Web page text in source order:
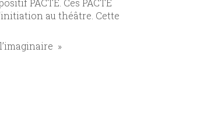
PACTE. Ces PACTE
au théâtre. Cette
»